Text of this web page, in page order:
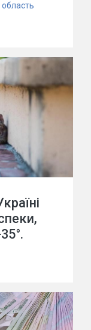
область